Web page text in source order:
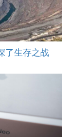
了生存之战